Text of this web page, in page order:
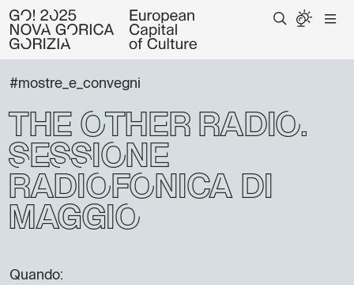
#mostre_e_convegni
The Other Radio:
Sessione
radiofonica di
maggio
Quando: